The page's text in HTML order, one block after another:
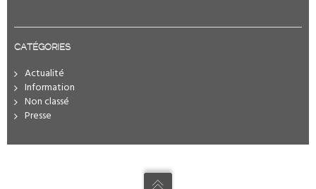
CATÉGORIES
Actualité
Information
Non classé
Presse